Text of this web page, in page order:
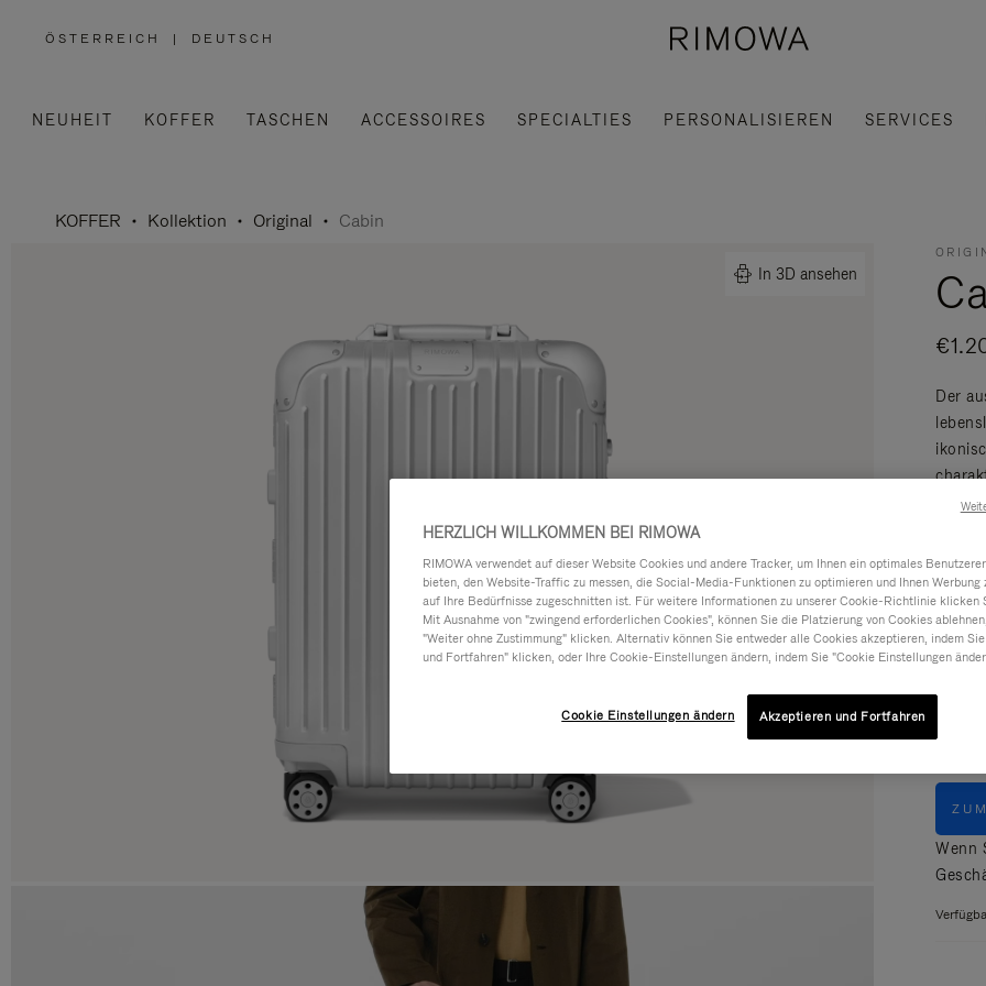
ÖSTERREICH
,
AUS
| DEUTSCH
NEUHEIT KOFFER TASCHEN ACCESSOIRES SPECIALTIES PERSONALISIEREN SERVICES
KOFFER Kollektion Original Cabin
In 3D ansehen
Der
Lesen
Farbe
Wenn
HERZLICH WILLKOMMEN BEI RIMOWA
RIMOWA verwendet auf dieser Website Cookies und andere Tracker, um Ihnen ein optimales
bieten, den Website-Traffic zu messen, die Social-Media-Funktionen zu optimieren und Ihnen Werbung
auf Ihre Bedürfnisse zugeschnitten ist. Für weitere Informationen zu unserer Cookie-Richtlinie klicken
Mit Ausnahme von "zwingend erforderlichen Cookies", können Sie die Platzierung von Cookies
"Weiter ohne Zustimmung" klicken. Alternativ können Sie entweder alle Cookies akzeptieren, indem
und Fortfahren" klicken, oder Ihre Cookie-Einstellungen ändern, indem Sie "Cookie Einstellungen
Cookie Einstellungen ändern Akzeptieren und Fortfahren